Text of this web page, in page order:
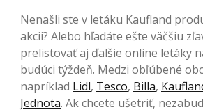
Nenašli ste v letáku Kaufland
akcii? Alebo hľadáte ešte väčšiu
prelistovať aj ďalšie online letáky
budúci týždeň. Medzi obľúbené
napríklad Lidl, Tesco, Billa,
Jednota. Ak chcete ušetriť,